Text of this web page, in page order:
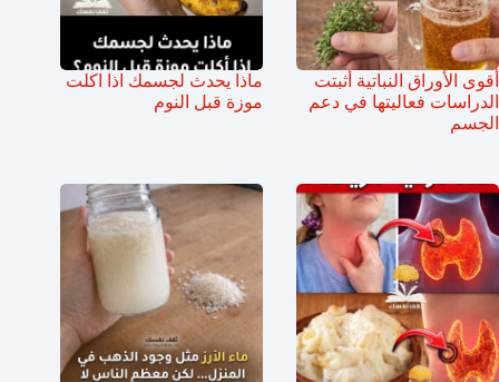
أقوى الأوراق النباتية أثبتت
الدراسات فعاليتها في دعم
الجسم
ماذا يحدث لجسمك اذا اكلت
موزة قبل النوم